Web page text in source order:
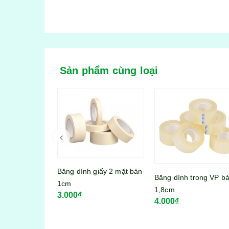
Sản phẩm cùng loại
Băng dính trong VP bản
1,8cm
Bộ hộp thực phẩm 17
món Song Long